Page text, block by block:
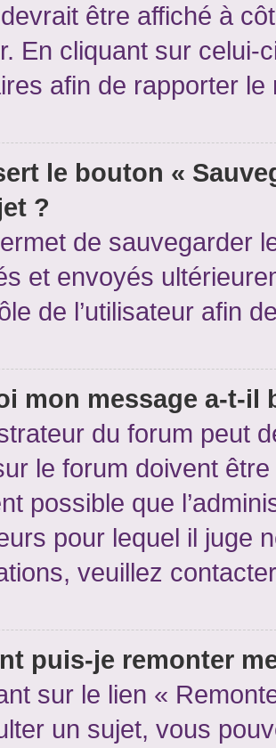
être affiché à
En cliquant sur
afin de rapporter le
le bouton «
?
de sauvegarder
et envoyés
de l’utilisateur afin
mon message a-t-il
du forum peut
le forum doivent
possible que
pour lequel il juge
veuillez
puis-je remonter
sur le lien «
un sujet, vous